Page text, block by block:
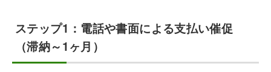
ステップ1：電話や書面による支払い催促
（滞納～1ヶ月）